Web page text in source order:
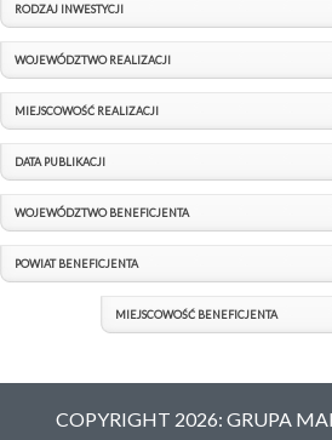
RODZAJ INWESTYCJI
WOJEWÓDZTWO REALIZACJI
MIEJSCOWOŚĆ REALIZACJI
DATA PUBLIKACJI
WOJEWÓDZTWO BENEFICJENTA
POWIAT BENEFICJENTA
MIEJSCOWOŚĆ BENEFICJENTA
COPYRIGHT 2026: GRUPA